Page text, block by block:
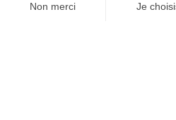
Non merci Je